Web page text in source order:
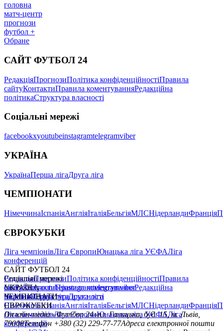
головна
матч-центр
прогнози
футбол +
Обране
САЙТ ФУТБОЛ 24
РедакціяПрогнозиПолітика конфіденційностіПравила
сайтуКонтактиПравила коментуванняРедакційна
політикаСтруктура власності
Соціальні мережі
facebookxyoutubeinstagramtelegramviber
УКРАЇНА
УкраїнаПерша лігаДруга ліга
ЧЕМПІОНАТИ
НімеччинаІспаніяАнгліяІталіяБельгіяМЛСНідерландиФранція
ЄВРОКУБКИ
Ліга чемпіонівЛіга ЄвропиЮнацька ліга УЄФАЛіга
конференцій
САЙТ ФУТБОЛ 24
РедакціяПрогнозиПолітика конфіденційностіПравила
сайтуКонтактиПравила коментуванняРедакційна
політикаСтруктура власності
Соціальні мережі
facebookxyoutubeinstagramtelegramviber
УКРАЇНА
УкраїнаПерша лігаДруга ліга
ЧЕМПІОНАТИ
НімеччинаІспаніяАнгліяІталіяБельгіяМЛСНідерландиФранція
ЄВРОКУБКИ
Ліга чемпіонівЛіга ЄвропиЮнацька ліга УЄФАЛіга
конференцій
Онлайн-медіа «Футбол 24»пл. Галицька, буд. 15, м. Львів,
79008Телефон +380 (32) 229-77-77Адреса електронної пошти